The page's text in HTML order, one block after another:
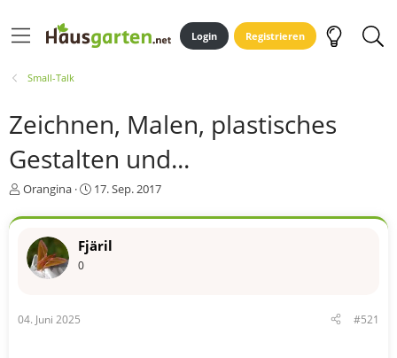
Login Registrieren
Small-Talk
Zeichnen, Malen, plastisches
Gestalten und...
E
s
e
r
Orangina
E
s
e
17. Sep. 2017
Fjäril
0
04. Juni 2025 #521